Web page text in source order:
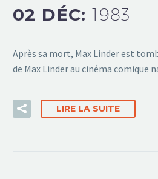
02 DÉC:1983
Après sa mort, Max Linder est
de Max Linder au cinéma comique
LIRE LA SUITE